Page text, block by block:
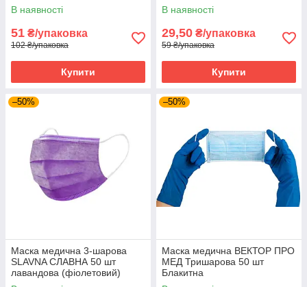
В наявності
51 ₴/упаковка
102 ₴/упаковка
Купити
В наявності
29,50 ₴/упаковка
59 ₴/упаковка
Купити
–50%
Маска медична 3-шарова
SLAVNA СЛАВНА 50 шт
лавандова (фіолетовий)
–50%
Маска медична ВЕКТОР ПРО
МЕД Тришарова 50 шт
Блакитна